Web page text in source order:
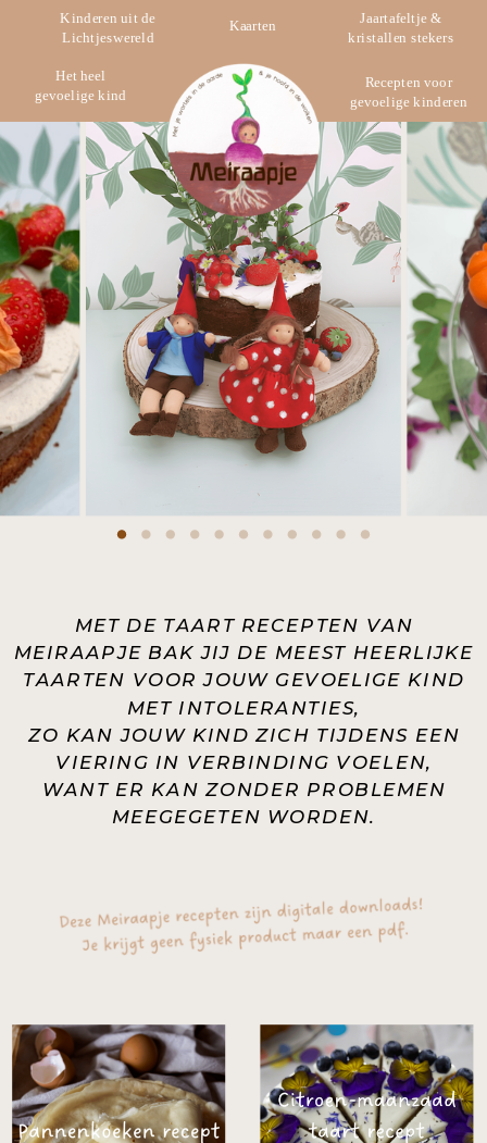
Het heel
gevoelige kind
Kinderen uit de
Lichtjeswereld
Jaartafeltje &
kristallen stekers
Kaarten
Recepten voor
gevoelige kinderen
MET DE TAART RECEPTEN VAN
MEIRAAPJE BAK JIJ DE MEEST HEERLIJKE
TAARTEN VOOR JOUW GEVOELIGE KIND
MET INTOLERANTIES,
ZO KAN JOUW KIND ZICH TIJDENS EEN
VIERING IN VERBINDING VOELEN,
WANT ER KAN ZONDER PROBLEMEN
MEEGEGETEN WORDEN.